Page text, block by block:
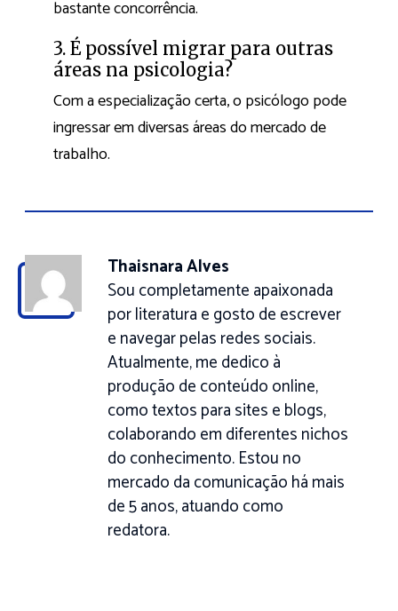
bastante concorrência.
3. É possível migrar para outras
áreas na psicologia?
Com a especialização certa, o psicólogo pode
ingressar em diversas áreas do mercado de
trabalho.
Thaisnara Alves
Sou completamente apaixonada
por literatura e gosto de escrever
e navegar pelas redes sociais.
Atualmente, me dedico à
produção de conteúdo online,
como textos para sites e blogs,
colaborando em diferentes nichos
do conhecimento. Estou no
mercado da comunicação há mais
de 5 anos, atuando como
redatora.